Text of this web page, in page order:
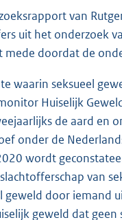
van
uit het onderzoek
doordat de
waarin seksueel
Huiselijk
de aard en
onder de
wordt
van
geweld door iemand
geweld dat